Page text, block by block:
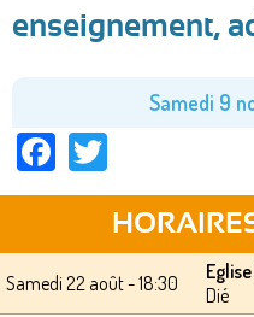
ici
enseignement,
Samedi 9
Facebook
Samedi 22 août - 18:30
Dié